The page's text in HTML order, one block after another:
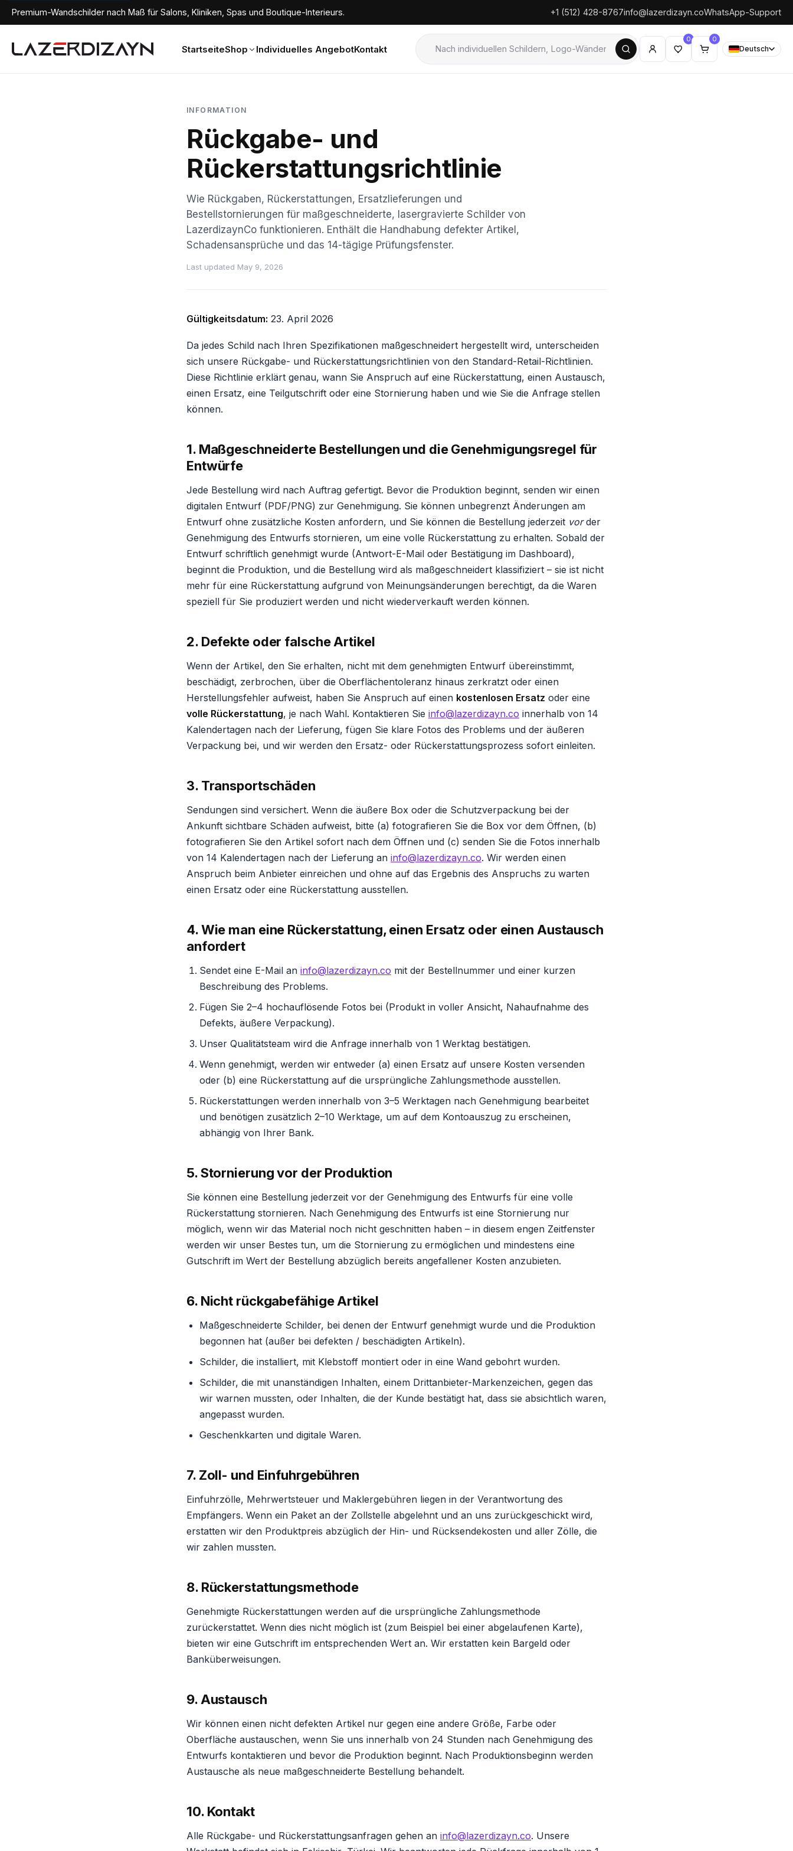
Premium-Wandschilder nach Maß für Salons, Kliniken, Spas und Boutique-Interieurs. +1 (512) 428-8767info@lazerdizayn.coWhatsApp-Support
StartseiteShop Individuelles AngebotKontakt
0 0
Deutsch
INFORMATION
Rückgabe- und
Rückerstattungsrichtlinie
Wie Rückgaben, Rückerstattungen, Ersatzlieferungen und
Bestellstornierungen für maßgeschneiderte, lasergravierte Schilder von
LazerdizaynCo funktionieren. Enthält die Handhabung defekter Artikel,
Schadensansprüche und das 14-tägige Prüfungsfenster.
Last updated May 9, 2026
Gültigkeitsdatum: 23. April 2026
Da jedes Schild nach Ihren Spezifikationen maßgeschneidert hergestellt wird, unterscheiden
sich unsere Rückgabe- und Rückerstattungsrichtlinien von den Standard-Retail-Richtlinien.
Diese Richtlinie erklärt genau, wann Sie Anspruch auf eine Rückerstattung, einen Austausch,
einen Ersatz, eine Teilgutschrift oder eine Stornierung haben und wie Sie die Anfrage stellen
können.
1. Maßgeschneiderte Bestellungen und die Genehmigungsregel für
Entwürfe
Jede Bestellung wird nach Auftrag gefertigt. Bevor die Produktion beginnt, senden wir einen
digitalen Entwurf (PDF/PNG) zur Genehmigung. Sie können unbegrenzt Änderungen am
Entwurf ohne zusätzliche Kosten anfordern, und Sie können die Bestellung jederzeit vorder
Genehmigung des Entwurfs stornieren, um eine volle Rückerstattung zu erhalten. Sobald der
Entwurf schriftlich genehmigt wurde (Antwort-E-Mail oder Bestätigung im Dashboard),
beginnt die Produktion, und die Bestellung wird als maßgeschneidert klassifiziert – sie ist nicht
mehr für eine Rückerstattung aufgrund von Meinungsänderungen berechtigt, da die Waren
speziell für Sie produziert werden und nicht wiederverkauft werden können.
2. Defekte oder falsche Artikel
Wenn der Artikel, den Sie erhalten, nicht mit dem genehmigten Entwurf übereinstimmt,
beschädigt, zerbrochen, über die Oberflächentoleranz hinaus zerkratzt oder einen
Herstellungsfehler aufweist, haben Sie Anspruch auf einen kostenlosen Ersatz oder eine
volle Rückerstattung, je nach Wahl. Kontaktieren Sie info@lazerdizayn.co innerhalb von 14
Kalendertagen nach der Lieferung, fügen Sie klare Fotos des Problems und der äußeren
Verpackung bei, und wir werden den Ersatz- oder Rückerstattungsprozess sofort einleiten.
3. Transportschäden
Sendungen sind versichert. Wenn die äußere Box oder die Schutzverpackung bei der
Ankunft sichtbare Schäden aufweist, bitte (a) fotografieren Sie die Box vor dem Öffnen, (b)
fotografieren Sie den Artikel sofort nach dem Öffnen und (c) senden Sie die Fotos innerhalb
von 14 Kalendertagen nach der Lieferung an info@lazerdizayn.co. Wir werden einen
Anspruch beim Anbieter einreichen und ohne auf das Ergebnis des Anspruchs zu warten
einen Ersatz oder eine Rückerstattung ausstellen.
4. Wie man eine Rückerstattung, einen Ersatz oder einen Austausch
anfordert
Sendet eine E-Mail an info@lazerdizayn.co mit der Bestellnummer und einer kurzen
Beschreibung des Problems.
Fügen Sie 2–4 hochauflösende Fotos bei (Produkt in voller Ansicht, Nahaufnahme des
Defekts, äußere Verpackung).
Unser Qualitätsteam wird die Anfrage innerhalb von 1 Werktag bestätigen.
Wenn genehmigt, werden wir entweder (a) einen Ersatz auf unsere Kosten versenden
oder (b) eine Rückerstattung auf die ursprüngliche Zahlungsmethode ausstellen.
Rückerstattungen werden innerhalb von 3–5 Werktagen nach Genehmigung bearbeitet
und benötigen zusätzlich 2–10 Werktage, um auf dem Kontoauszug zu erscheinen,
abhängig von Ihrer Bank.
5. Stornierung vor der Produktion
Sie können eine Bestellung jederzeit vor der Genehmigung des Entwurfs für eine volle
Rückerstattung stornieren. Nach Genehmigung des Entwurfs ist eine Stornierung nur
möglich, wenn wir das Material noch nicht geschnitten haben – in diesem engen Zeitfenster
werden wir unser Bestes tun, um die Stornierung zu ermöglichen und mindestens eine
Gutschrift im Wert der Bestellung abzüglich bereits angefallener Kosten anzubieten.
6. Nicht rückgabefähige Artikel
Maßgeschneiderte Schilder, bei denen der Entwurf genehmigt wurde und die Produktion
begonnen hat (außer bei defekten / beschädigten Artikeln).
Schilder, die installiert, mit Klebstoff montiert oder in eine Wand gebohrt wurden.
Schilder, die mit unanständigen Inhalten, einem Drittanbieter-Markenzeichen, gegen das
wir warnen mussten, oder Inhalten, die der Kunde bestätigt hat, dass sie absichtlich waren,
angepasst wurden.
Geschenkkarten und digitale Waren.
7. Zoll- und Einfuhrgebühren
Einfuhrzölle, Mehrwertsteuer und Maklergebühren liegen in der Verantwortung des
Empfängers. Wenn ein Paket an der Zollstelle abgelehnt und an uns zurückgeschickt wird,
erstatten wir den Produktpreis abzüglich der Hin- und Rücksendekosten und aller Zölle, die
wir zahlen mussten.
8. Rückerstattungsmethode
Genehmigte Rückerstattungen werden auf die ursprüngliche Zahlungsmethode
zurückerstattet. Wenn dies nicht möglich ist (zum Beispiel bei einer abgelaufenen Karte),
bieten wir eine Gutschrift im entsprechenden Wert an. Wir erstatten kein Bargeld oder
Banküberweisungen.
9. Austausch
Wir können einen nicht defekten Artikel nur gegen eine andere Größe, Farbe oder
Oberfläche austauschen, wenn Sie uns innerhalb von 24 Stunden nach Genehmigung des
Entwurfs kontaktieren und bevor die Produktion beginnt. Nach Produktionsbeginn werden
Austausche als neue maßgeschneiderte Bestellung behandelt.
10. Kontakt
Alle Rückgabe- und Rückerstattungsanfragen gehen an info@lazerdizayn.co. Unsere